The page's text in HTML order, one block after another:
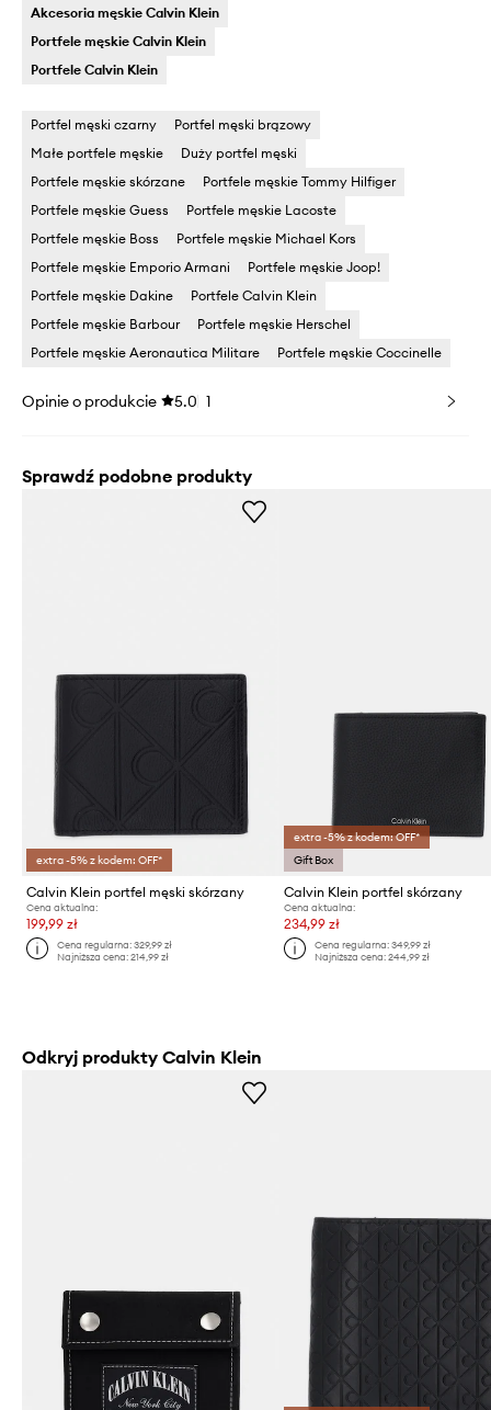
Akcesoria męskie Calvin Klein
Portfele męskie Calvin Klein
Portfele Calvin Klein
Portfel męski czarny
Portfel męski brązowy
Małe portfele męskie
Duży portfel męski
Portfele męskie skórzane
Portfele męskie Tommy Hilfiger
Portfele męskie Guess
Portfele męskie Lacoste
Portfele męskie Boss
Portfele męskie Michael Kors
Portfele męskie Emporio Armani
Portfele męskie Joop!
Portfele męskie Dakine
Portfele Calvin Klein
Portfele męskie Barbour
Portfele męskie Herschel
Portfele męskie Aeronautica Militare
Portfele męskie Coccinelle
Opinie o produkcie 5.0 1
Sprawdź podobne produkty
extra -5% z kodem: OFF*
Calvin Klein portfel męski skórzany
Cena aktualna:
199,99 zł
Cena regularna:329,99 zł
Najniższa cena:214,99 zł
extra -5% z kodem: OFF*
Gift Box
Calvin Klein portfel skórzany
Cena aktualna:
234,99 zł
Cena regularna: 349,99 zł
Najniższa cena: 244,99 zł
Odkryj produkty Calvin Klein